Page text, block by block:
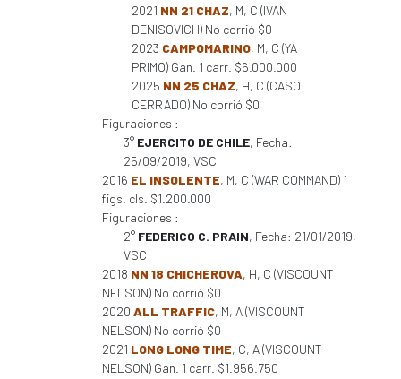
2021 NN 21 CHAZ, M, C (IVAN
DENISOVICH) No corrió $0
2023 CAMPOMARINO, M, C (YA
PRIMO) Gan. 1 carr. $6.000.000
2025 NN 25 CHAZ, H, C (CASO
CERRADO) No corrió $0
Figuraciones :
3° EJERCITO DE CHILE, Fecha:
25/09/2019, VSC
2016 EL INSOLENTE, M, C (WAR COMMAND) 1
figs. cls. $1.200.000
Figuraciones :
2° FEDERICO C. PRAIN, Fecha: 21/01/2019,
VSC
2018 NN 18 CHICHEROVA, H, C (VISCOUNT
NELSON) No corrió $0
2020 ALL TRAFFIC, M, A (VISCOUNT
NELSON) No corrió $0
2021 LONG LONG TIME, C, A (VISCOUNT
NELSON) Gan. 1 carr. $1.956.750